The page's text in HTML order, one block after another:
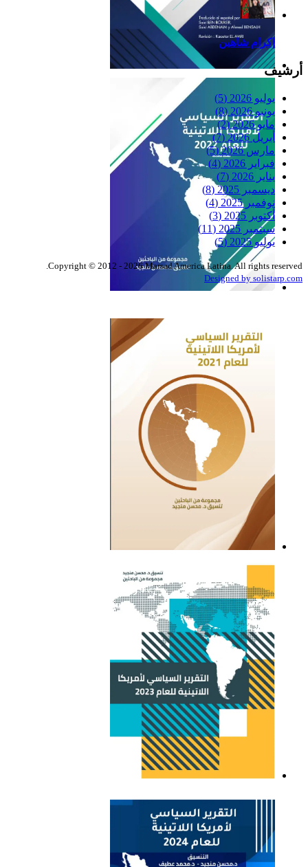
Reflexiones
التقرير السياسي لأمريكا
اللاتينية للعام 2023
إكرام شاهين
أرشيف
يوليو 2026
(5)
يونيو 2026
(8)
مايو 2026
(2)
أبريل 2026
(7)
مارس 2026
(5)
فبراير 2026
(4)
يناير 2026
(7)
ديسمبر 2025
(8)
نوفمبر 2025
(4)
أكتوبر 2025
(3)
سبتمبر 2025
(11)
يوليو 2025
(5)
Copyright © 2012 - 2026 Marsad America Latina. All rights reserved.
Designed by solistarp.com